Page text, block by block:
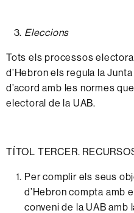
Eleccions
Tots elsprocessos
d’Hebron elsregula laJunta
d’acord amb les normes que
electoral de la UAB.
TÍTOL TERCER.
Percomplir els seus
d’Hebron compta amb
conveni de la UABamb